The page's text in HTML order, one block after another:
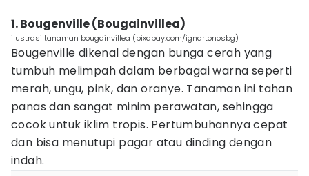
1. Bougenville (Bougainvillea)
ilustrasi tanaman bougainvillea (pixabay.com/ignartonosbg)
Bougenville dikenal dengan bunga cerah yang
tumbuh melimpah dalam berbagai warna seperti
merah, ungu, pink, dan oranye. Tanaman ini tahan
panas dan sangat minim perawatan, sehingga
cocok untuk iklim tropis. Pertumbuhannya cepat
dan bisa menutupi pagar atau dinding dengan
indah.